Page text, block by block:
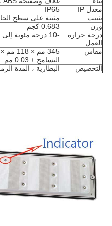
معدل IP
IP65
تثبيت
مثبتة على سطح
وزن
0.683 كجم
درجة حرارة
العمل
-10 درجة مئوية إلى 55 درجة مئوية
مقاس
345 مم × 118 مم × 80 مم
التسامح ± 0.03 مم
التخصيص
البطارية ، المدة